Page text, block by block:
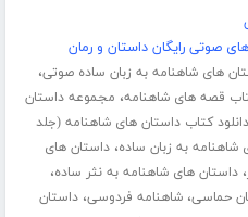
صوتی رایگان داستان و رمان
های شاهنامه به زبان ساده صوتی،
قصه های شاهنامه، مجموعه داستان
دانلود کتاب داستان های شاهنامه (جلد
شاهنامه به زبان ساده،داستان های
،داستان های شاهنامه به نثر ساده،
حماسی،شاهنامه فردوسی،داستان